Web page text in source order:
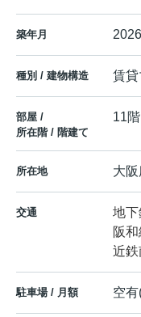
築年月
種別 / 建物構造 賃貸
部屋 /
所在階 / 階建て
11
所在地 大
交通 地下
阪和
近鉄
駐車場 / 月額 空